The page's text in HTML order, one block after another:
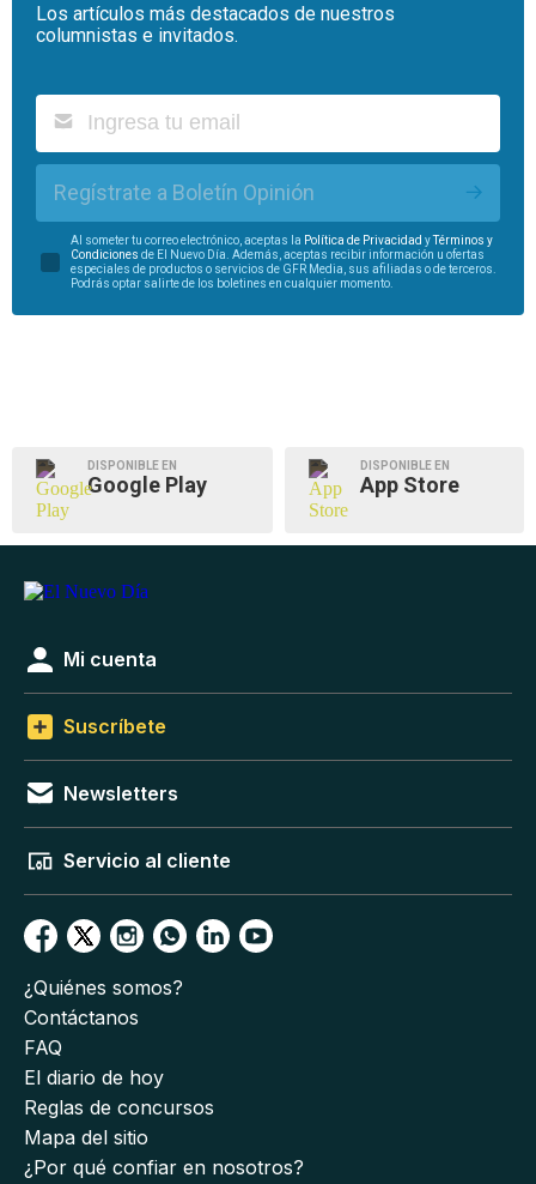
Los artículos más destacados de nuestros
columnistas e invitados.
Regístrate a Boletín Opinión
Al someter tu correo electrónico, aceptas la Política de Privacidad yTérminos y
Condiciones de El Nuevo Día. Además, aceptas recibir información u ofertas
especiales de productos o servicios de GFR Media, sus afiliadas o de terceros.
Podrás optar salirte de los boletines en cualquier momento.
DISPONIBLE EN
Google Play
DISPONIBLE EN
App Store
Mi cuenta
Suscríbete
Newsletters
Servicio al cliente
¿Quiénes somos?
Contáctanos
FAQ
El diario de hoy
Reglas de concursos
Mapa del sitio
¿Por qué confiar en nosotros?